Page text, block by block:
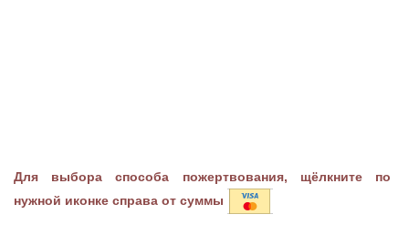
Для выбора способа пожертвования, щёлкните по
нужной иконке справа от суммы